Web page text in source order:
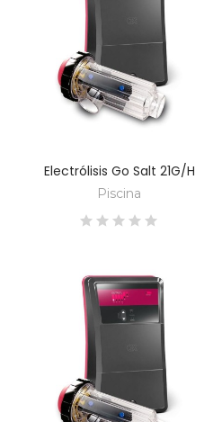
DESCUBRE
Electrólisis Go Salt 21G/H
Piscina